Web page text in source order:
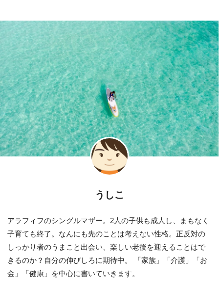
うしこ
アラフィフのシングルマザー。2人の子供も成人し、まもなく
子育ても終了。なんにも先のことは考えない性格。正反対の
しっかり者のうまこと出会い、楽しい老後を迎えることはで
きるのか？自分の伸びしろに期待中。 「家族」「介護」「お
金」「健康」を中心に書いていきます。